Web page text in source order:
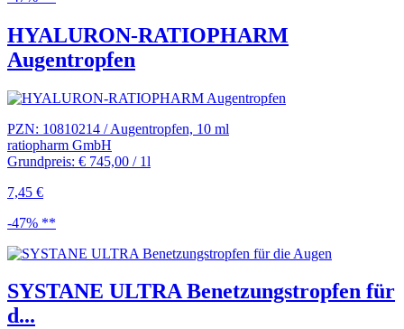
HYALURON-RATIOPHARM
Augentropfen
PZN: 10810214 / Augentropfen, 10 ml
ratiopharm GmbH
Grundpreis: € 745,00 / 1l
7,45 €
-47% **
SYSTANE ULTRA Benetzungstropfen für
d...